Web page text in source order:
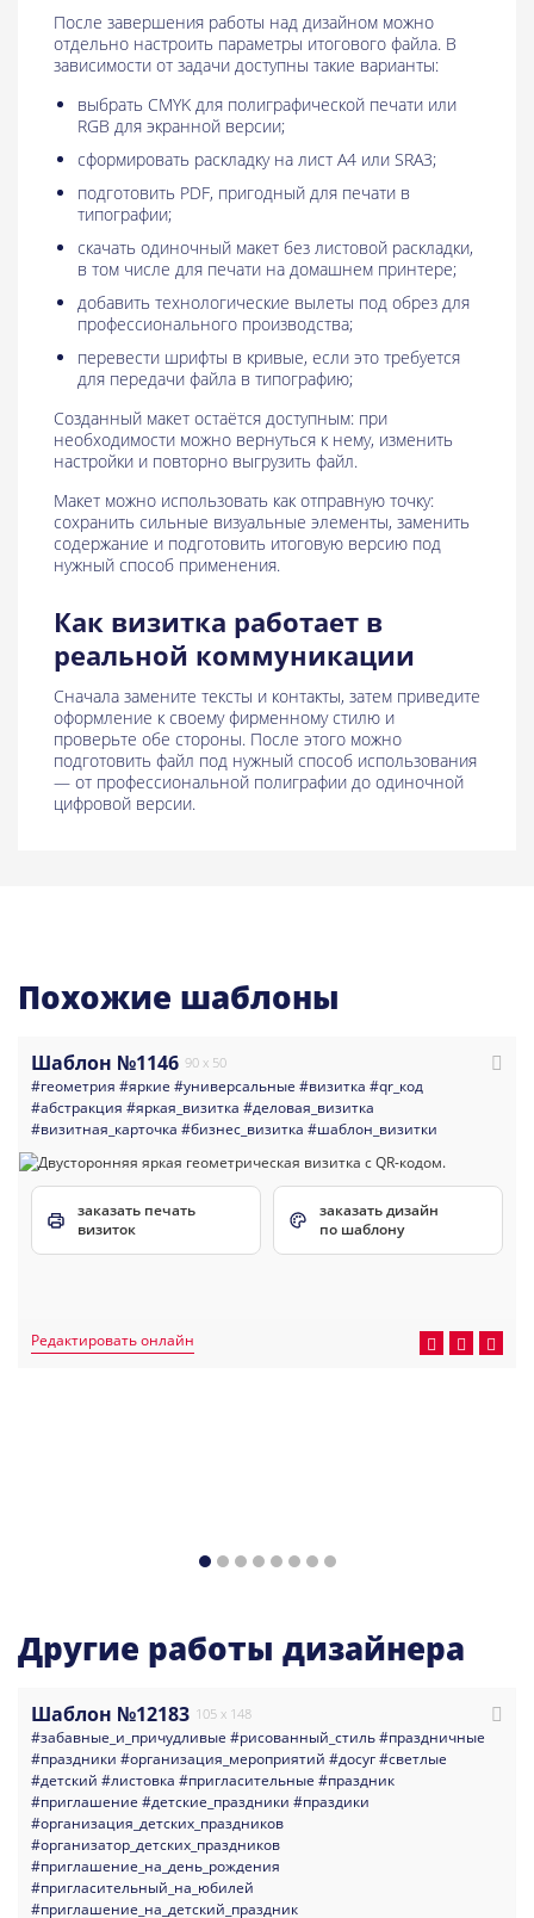
После завершения работы над дизайном можно
отдельно настроить параметры итогового файла. В
зависимости от задачи доступны такие варианты:
выбрать CMYK для полиграфической печати или
RGB для экранной версии;
сформировать раскладку на лист A4 или SRA3;
подготовить PDF, пригодный для печати в
типографии;
скачать одиночный макет без листовой раскладки,
в том числе для печати на домашнем принтере;
добавить технологические вылеты под обрез для
профессионального производства;
перевести шрифты в кривые, если это требуется
для передачи файла в типографию;
Созданный макет остаётся доступным: при
необходимости можно вернуться к нему, изменить
настройки и повторно выгрузить файл.
Макет можно использовать как отправную точку:
сохранить сильные визуальные элементы, заменить
содержание и подготовить итоговую версию под
нужный способ применения.
Как визитка работает в
реальной коммуникации
Сначала замените тексты и контакты, затем приведите
оформление к своему фирменному стилю и
проверьте обе стороны. После этого можно
подготовить файл под нужный способ использования
— от профессиональной полиграфии до одиночной
цифровой версии.
Похожие шаблоны
Шаблон №1146 90 x 50
#геометрия #яркие #универсальные #визитка #qr_код
#абстракция #яркая_визитка #деловая_визитка
#визитная_карточка #бизнес_визитка #шаблон_визитки
заказать печать
визиток
заказать дизайн
по шаблону
Редактировать онлайн
Другие работы дизайнера
Шаблон №12183 105 x 148
#забавные_и_причудливые #рисованный_стиль#праздничные
#праздники #организация_мероприятий #досуг#светлые
#детский #листовка #пригласительные #праздник
#приглашение #детские_праздники #праздики
#организация_детских_праздников
#организатор_детских_праздников
#приглашение_на_день_рождения
#пригласительный_на_юбилей
#приглашение_на_детский_праздник